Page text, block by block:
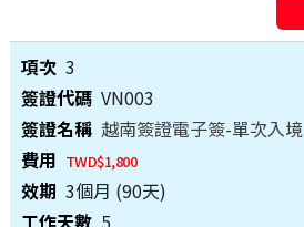
3
VN003
越南簽證電子簽-單次入境
TWD$1,800
3個月 (90天)
5